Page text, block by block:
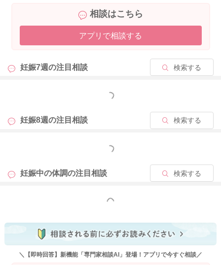
相談はこちら
アプリで相談する
妊娠7週の注目相談 検索する
もっと見る
妊娠8週の注目相談 検索する
もっと見る
妊娠中の体調の注目相談 検索する
もっと見る
＼【即時回答】新機能「専門家相談AI」登場！アプリで今すぐ相談／